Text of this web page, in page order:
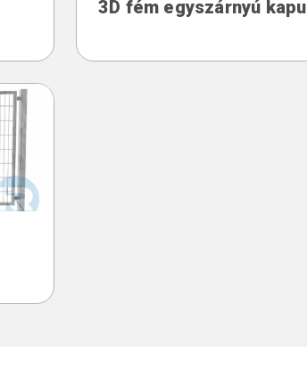
3D fém egyszárnyú kapu